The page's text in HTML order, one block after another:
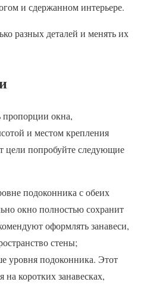
и сдержанном интерьере.
разных деталей и менять их
пропорции окна,
и местом крепления
цели попробуйте следующие
подоконника с обеих
окно полностью сохранит
оформлять занавеси,
стены;
уровня подоконника. Этот
коротких занавесках,